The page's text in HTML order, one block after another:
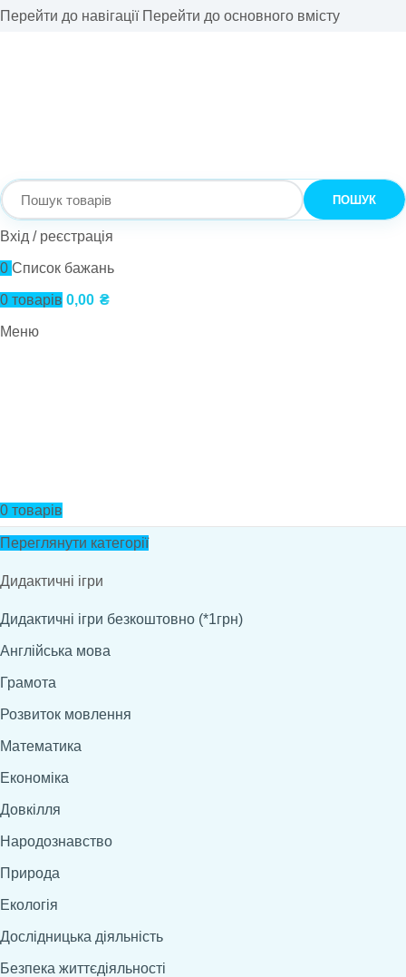
Перейти до навігації Перейти до основного вмісту
ПОШУК
Вхід / реєстрація
0 Список бажань
0 товарів 0,00 ₴
Меню
0 товарів
Переглянути категорії
Дидактичні ігри
Дидактичні ігри безкоштовно (*1грн)
Англійська мова
Грамота
Розвиток мовлення
Математика
Економіка
Довкілля
Народознавство
Природа
Екологія
Дослідницька діяльність
Безпека життєдіяльності